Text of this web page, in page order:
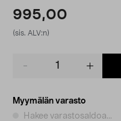
995,00
(sis. ALV:n)
Myymälän varasto
Hakee varastosaldoa...